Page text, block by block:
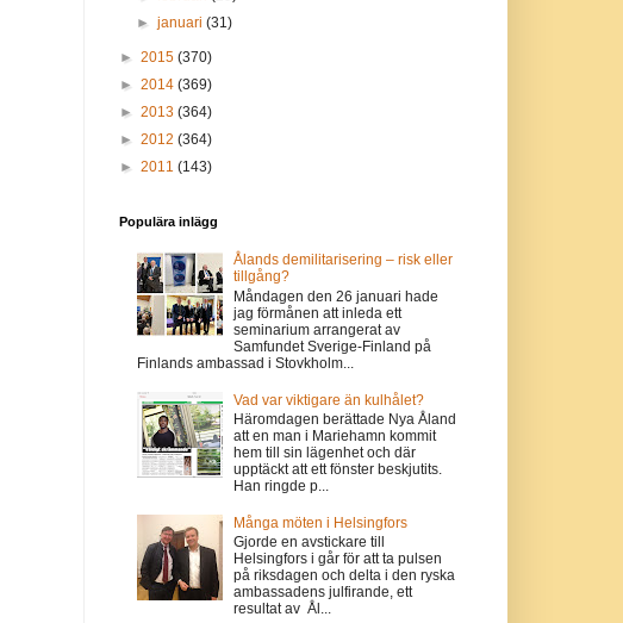
► januari (31)
► 2015 (370)
► 2014 (369)
► 2013 (364)
► 2012 (364)
► 2011 (143)
Populära inlägg
Ålands demilitarisering – risk eller
tillgång?
Måndagen den 26 januari hade
jag förmånen att inleda ett
seminarium arrangerat av
Samfundet Sverige-Finland på
Finlands ambassad i Stovkholm...
Vad var viktigare än kulhålet?
Häromdagen berättade Nya Åland
att en man i Mariehamn kommit
hem till sin lägenhet och där
upptäckt att ett fönster beskjutits.
Han ringde p...
Många möten i Helsingfors
Gjorde en avstickare till
Helsingfors i går för att ta pulsen
på riksdagen och delta i den ryska
ambassadens julfirande, ett
resultat av Ål...